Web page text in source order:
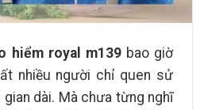
hiểm royal m139bao giờ
nhiều người chỉ quen sử
dài. Mà chưa từng nghĩ